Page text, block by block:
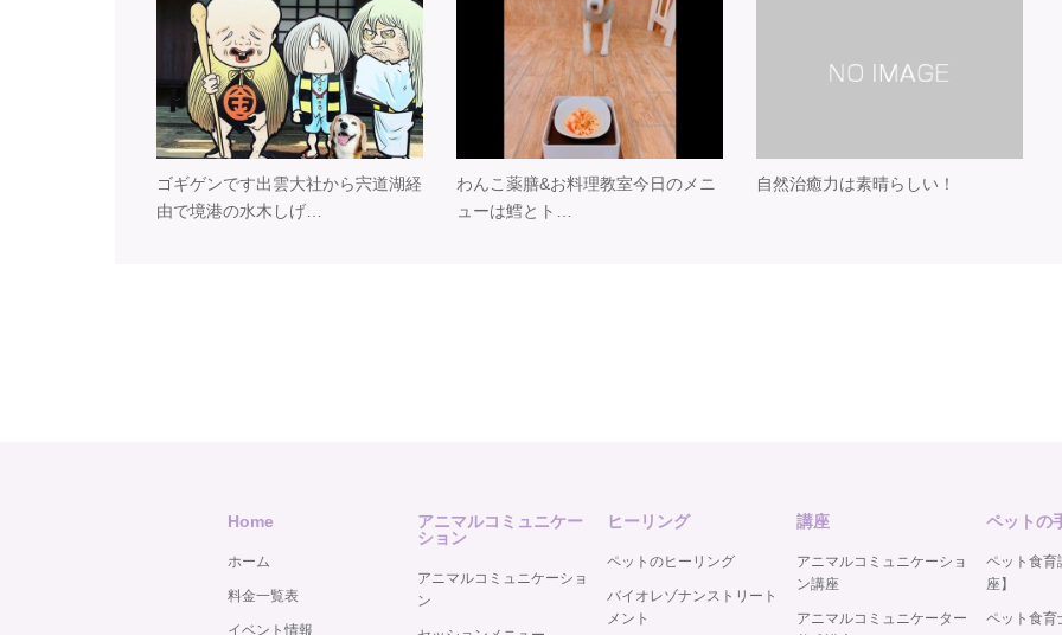
ゴギゲンです 出雲大社から 宍道湖経
由で 境港の水木しげ…
わんこ薬膳&お料理教室 今日のメニ
ューは 鱈とト…
自然治癒力は素晴らしい！
Home
ホーム
料金一覧表
イベント情報
アニマルコミュニケー
ション
アニマルコミュニケーショ
ン
ヒーリング
ペットのヒーリング
バイオレゾナンストリート
メント
講座
アニマルコミュニケーショ
ン講座
アニマルコミュニケーター
ペットの
ペット食育
座】
ペット食